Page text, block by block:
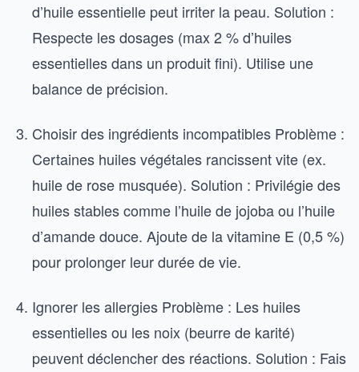
d’huile essentielle peut irriter la peau. Solution :
Respecte les dosages (max 2 % d’huiles
essentielles dans un produit fini). Utilise une
balance de précision.
Choisir des ingrédients incompatibles Problème :
Certaines huiles végétales rancissent vite (ex.
huile de rose musquée). Solution : Privilégie des
huiles stables comme l’huile de jojoba ou l’huile
d’amande douce. Ajoute de la vitamine E (0,5 %)
pour prolonger leur durée de vie.
Ignorer les allergies Problème : Les huiles
essentielles ou les noix (beurre de karité)
peuvent déclencher des réactions. Solution : Fais